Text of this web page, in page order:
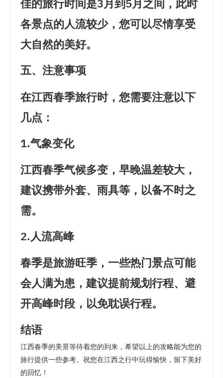
佳的旅行时间是3月到5月之间，此时
各景点的人流较少，您可以尽情享受
大自然的美好。
五、注意事项
在江西春季旅行时，您需要注意以下
几点：
1.气象变化
江西春季气候多变，早晚温差较大，
建议携带外套、雨具等，以备不时之
需。
2.人流高峰
春季是旅游旺季，一些热门景点可能
会人满为患，建议提前规划行程、避
开高峰时段，以免耽误行程。
结语
江西春季的美景等待着您的到来，希望以上的攻略能为您的
旅行提供一些参考。祝您在江西之行中玩得愉快，留下美好
的回忆！